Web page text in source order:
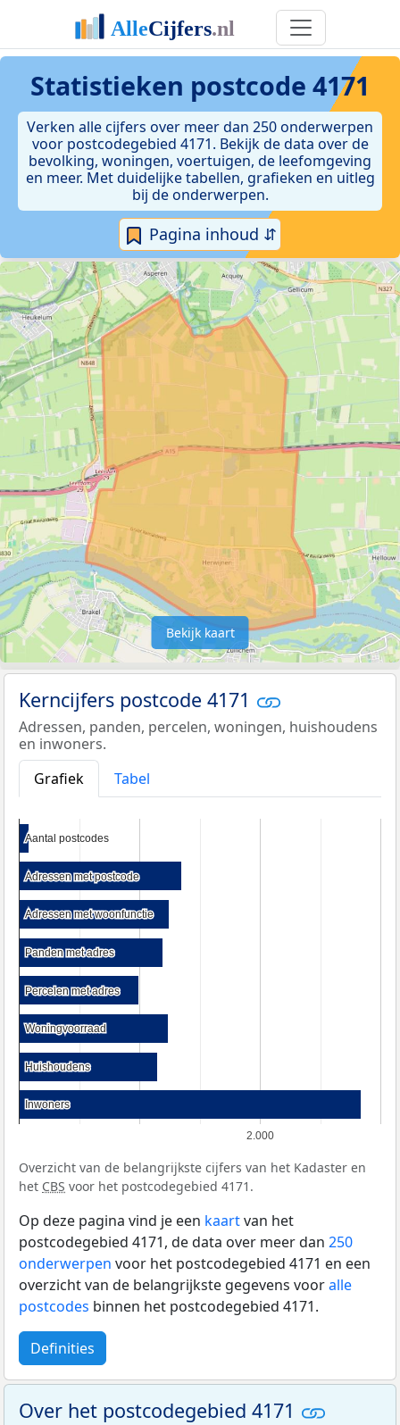
Statistieken postcode 4171
Verken alle cijfers over meer dan 250 onderwerpen
voor postcodegebied 4171. Bekijk de data over de
bevolking, woningen, voertuigen, de leefomgeving
en meer. Met duidelijke tabellen, grafieken en uitleg
bij de onderwerpen.
Pagina inhoud ⇵
Bekijk kaart
Kerncijfers postcode 4171
Adressen, panden, percelen, woningen, huishoudens
en inwoners.
Grafiek
Tabel
2.000
Aantal postcodes
Aantal postcodes
Adressen met postcode
Adressen met postcode
Adressen met woonfunctie
Adressen met woonfunctie
Panden met adres
Panden met adres
Percelen met adres
Percelen met adres
Woningvoorraad
Woningvoorraad
Huishoudens
Huishoudens
Inwoners
Inwoners
Overzicht van de belangrijkste cijfers van het Kadaster en
het CBS voor het postcodegebied 4171.
Op deze pagina vind je een kaartvan het
postcodegebied 4171, de data over meer dan 250
onderwerpen voor het postcodegebied 4171 en een
overzicht van de belangrijkste gegevens vooralle
postcodes binnen het postcodegebied 4171.
Definities
Over het postcodegebied 4171